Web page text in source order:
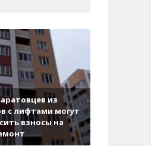
из
с лифтами могут
взносы на